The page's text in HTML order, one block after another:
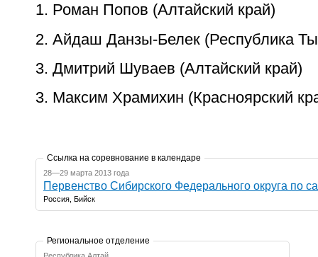
1. Роман Попов (Алтайский край)
2. Айдаш Данзы-Белек (Республика
3. Дмитрий Шуваев (Алтайский край)
3. Максим Храмихин (Красноярский
Ссылка на соревнование в календаре
28—29 марта 2013 года
Первенство Сибирского Федерального округа по
Россия, Бийск
Региональное отделение